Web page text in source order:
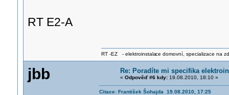
RT E2-A
RT -EZ - elektroinstalace domovní, specializace na
jbb Re: Poradíte mi specifika
« Odpověď #6 kdy:19.08.2010, 18:10 »
Citace: František Šohajda 19.08.2010, 17:25